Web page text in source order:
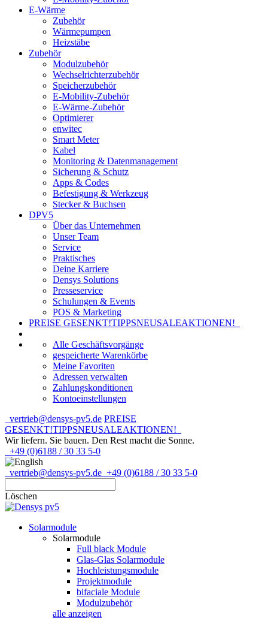
E-Wärme
Zubehör
Wärmepumpen
Heizstäbe
Zubehör
Modulzubehör
Wechselrichterzubehör
Speicherzubehör
E-Mobility-Zubehör
E-Wärme-Zubehör
Optimierer
enwitec
Smart Meter
Kabel
Monitoring & Datenmanagement
Sicherung & Schutz
Apps & Codes
Befestigung & Werkzeug
Stecker & Buchsen
DPV5
Über das Unternehmen
Unser Team
Service
Praktisches
Deine Karriere
Densys Solutions
Presseservice
Schulungen & Events
POS & Marketing
PREISE GESENKT!TIPPSNEUSALEAKTIONEN!
Alle Geschäftsvorgänge
gespeicherte Warenkörbe
Meine Favoriten
Adressen verwalten
Zahlungskonditionen
Kontoeinstellungen
vertrieb@densys-pv5.de PREISE
GESENKT!TIPPSNEUSALEAKTIONEN!
Wir liefern. Sie bauen. Den Rest macht die Sonne.
+49 (0)6188 / 30 33 5-0
vertrieb@densys-pv5.de +49 (0)6188 / 30 33 5-0
Löschen
Solarmodule
Solarmodule
Full black Module
Glas-Glas Solarmodule
Hochleistungsmodule
Projektmodule
bifaciale Module
Modulzubehör
alle anzeigen